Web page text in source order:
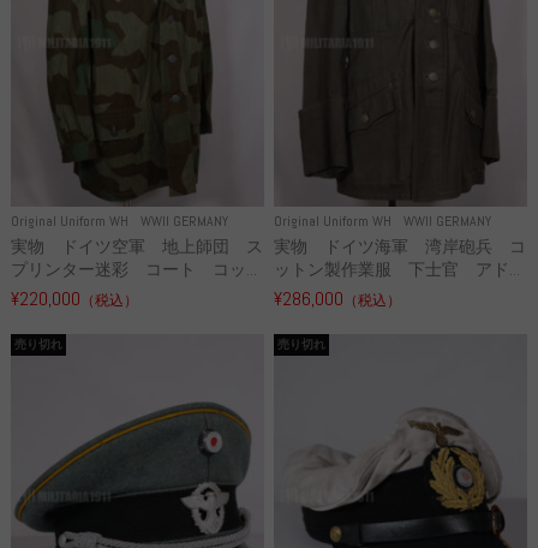
Original Uniform WH WWII GERMANY
実物 ドイツ空軍 地上師団 ス
プリンター迷彩 コート コッ...
¥220,000 （税込）
Original Uniform WH WWII GERMANY
実物 ドイツ海軍 湾岸砲兵 コ
ットン製作業服 下士官 アド...
¥286,000 （税込）
売り切れ 売り切れ